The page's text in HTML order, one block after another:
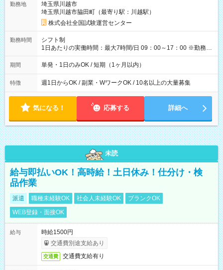
例】 ・河合塾模擬試験 8:30～17:30（休憩1時間） 時給1,300円
×8時間＝日収10,400円＋交通費 ※当日の役割により時給＋100
円の場合あり ・国家試験 7:00～13:30（休憩なし） 時給1,300
円（役割手当＋100円）×6時間＝日収8,400円＋交通費 【試用期
間】試用期間なし
勤務地
埼玉県川越市
埼玉県川越市脇田町（最寄り駅：川越駅）
株式会社全国試験運営センター
勤務時間
シフト制
1日あたりの実働時間：最大7時間/日 09：00～17：00 ※勤務時
間は 試験により異なります。
期間 単発・1日のみOK / 短期（1ヶ月以内）
特徴 週1日からOK / 副業・WワークOK / 10名以上の大量募集
気になる！ 応募する 詳細へ
未読
給与即払いOK！高時給！土日休み！仕分け・検
品作業
派遣 職種未経験OK 社会人未経験OK
ブランクOK
WEB登録・面接OK
給与
時給1500円
交通費別途支給あり
交通費 交通費支給有り